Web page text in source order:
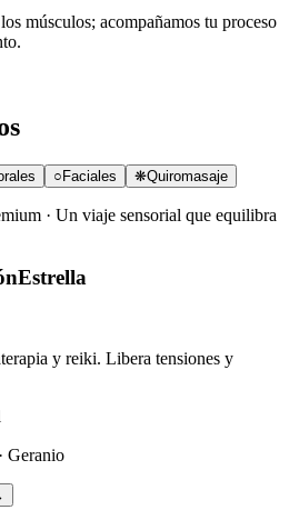
músculos; acompañamos tu proceso
○ Faciales ❋Quiromasaje
· Un viaje sensorial que equilibra
Estrella
y reiki. Libera tensiones y
Geranio